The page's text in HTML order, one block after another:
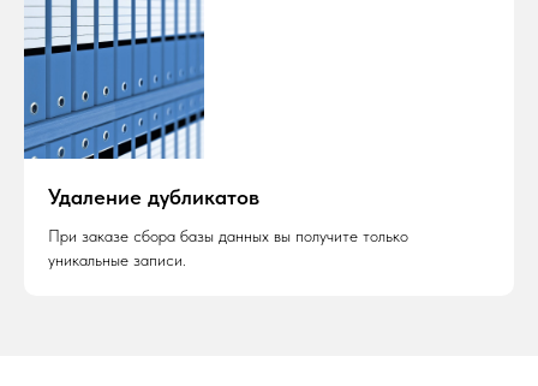
Удаление дубликатов
При заказе сбора базы данных вы получите только
уникальные записи.